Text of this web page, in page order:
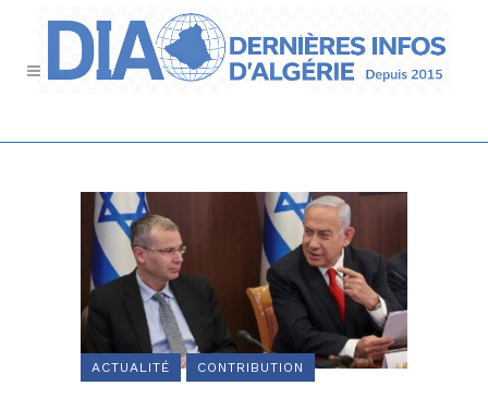
ACTUALITÉ CONTRIBUTION